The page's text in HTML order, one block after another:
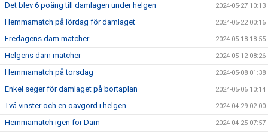
Det blev 6 poäng till damlagen under helgen 2024-05-27 10:13
Hemmamatch på lördag för damlaget 2024-05-22 00:16
Fredagens dam matcher 2024-05-18 18:55
Helgens dam matcher 2024-05-12 08:26
Hemmamatch på torsdag 2024-05-08 01:38
Enkel seger för damlaget på bortaplan 2024-05-06 10:14
Två vinster och en oavgord i helgen 2024-04-29 02:00
Hemmamatch igen för Dam 2024-04-25 07:57